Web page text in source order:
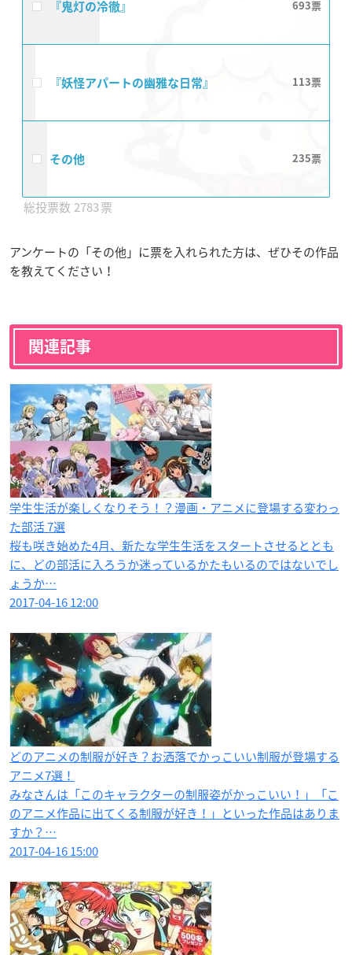
『鬼灯の冷徹』 693
『妖怪アパートの幽雅な日常』 113
その他 235
2783
アンケートの「その他」に票を入れられた方は、ぜひその作品
を教えてください！
関連記事
学生生活が楽しくなりそう！？漫画・アニメに登場する変わっ
た部活 7選
桜も咲き始めた4月、新たな学生生活をスタートさせるととも
に、どの部活に入ろうか迷っているかたもいるのではないでし
ょうか…
2017-04-16 12:00
どのアニメの制服が好き？お洒落でかっこいい制服が登場する
アニメ7選！
みなさんは「このキャラクターの制服姿がかっこいい！」「こ
のアニメ作品に出てくる制服が好き！」といった作品はありま
すか？…
2017-04-16 15:00